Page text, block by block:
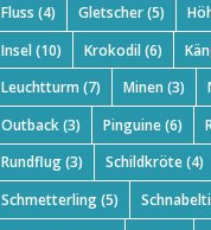
Fluss (4) Gletscher(5)
Insel(10) Krokodil(6)
Leuchtturm (7) Minen (3)
Outback(3) Pinguine(6)
Rundflug(3) Schildkröte(4)
Schmetterling(5)